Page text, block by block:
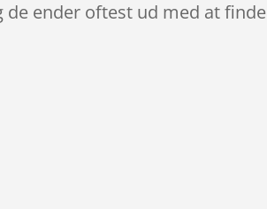
de ender oftest ud med at finde